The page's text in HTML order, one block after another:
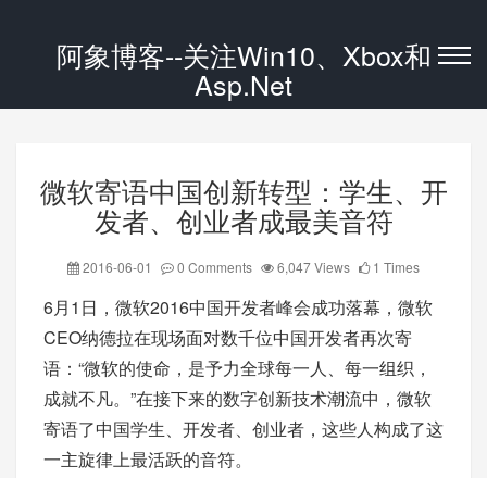
阿象博客--关注Win10、Xbox和
Asp.Net
微软寄语中国创新转型：学生、开
发者、创业者成最美音符
2016-06-01 0 Comments 6,047 Views 1 Times
6月1日，微软2016中国开发者峰会成功落幕，微软
CEO纳德拉在现场面对数千位中国开发者再次寄
语：“微软的使命，是予力全球每一人、每一组织，
成就不凡。”在接下来的数字创新技术潮流中，微软
寄语了中国学生、开发者、创业者，这些人构成了这
一主旋律上最活跃的音符。